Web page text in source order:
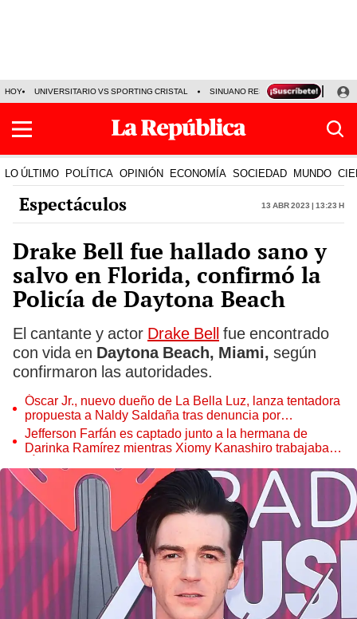
HOY UNIVERSITARIO VS SPORTING CRISTAL SINUANO RESULTADOS HOY
LO ÚLTIMO POLÍTICA OPINIÓN ECONOMÍA SOCIEDAD MUNDO
Espectáculos 13 Abr 2023 | 13:23 h
Drake Bell fue hallado sano y
salvo en Florida, confirmó la
Policía de Daytona Beach
El cantante y actor Drake Bell fue encontrado
con vida en Daytona Beach, Miami, según
confirmaron las autoridades.
Óscar Jr., nuevo dueño de La Bella Luz, lanza tentadora
propuesta a Naldy Saldaña tras denuncia por
tocamientos
Jefferson Farfán es captado junto a la hermana de
Darinka Ramírez mientras Xiomy Kanashiro trabajaba: